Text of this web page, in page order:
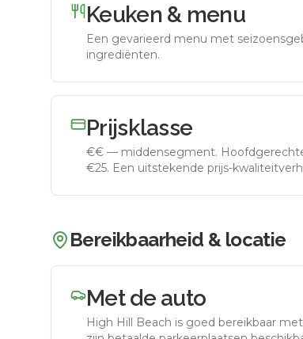
Keuken & menu
Een gevarieerd menu met
ingrediënten.
Prijsklasse
€€ — middensegment.
€25. Een uitstekende prijs-
Bereikbaarheid & locatie
Met de auto
High Hill Beach is goed bereikbaar